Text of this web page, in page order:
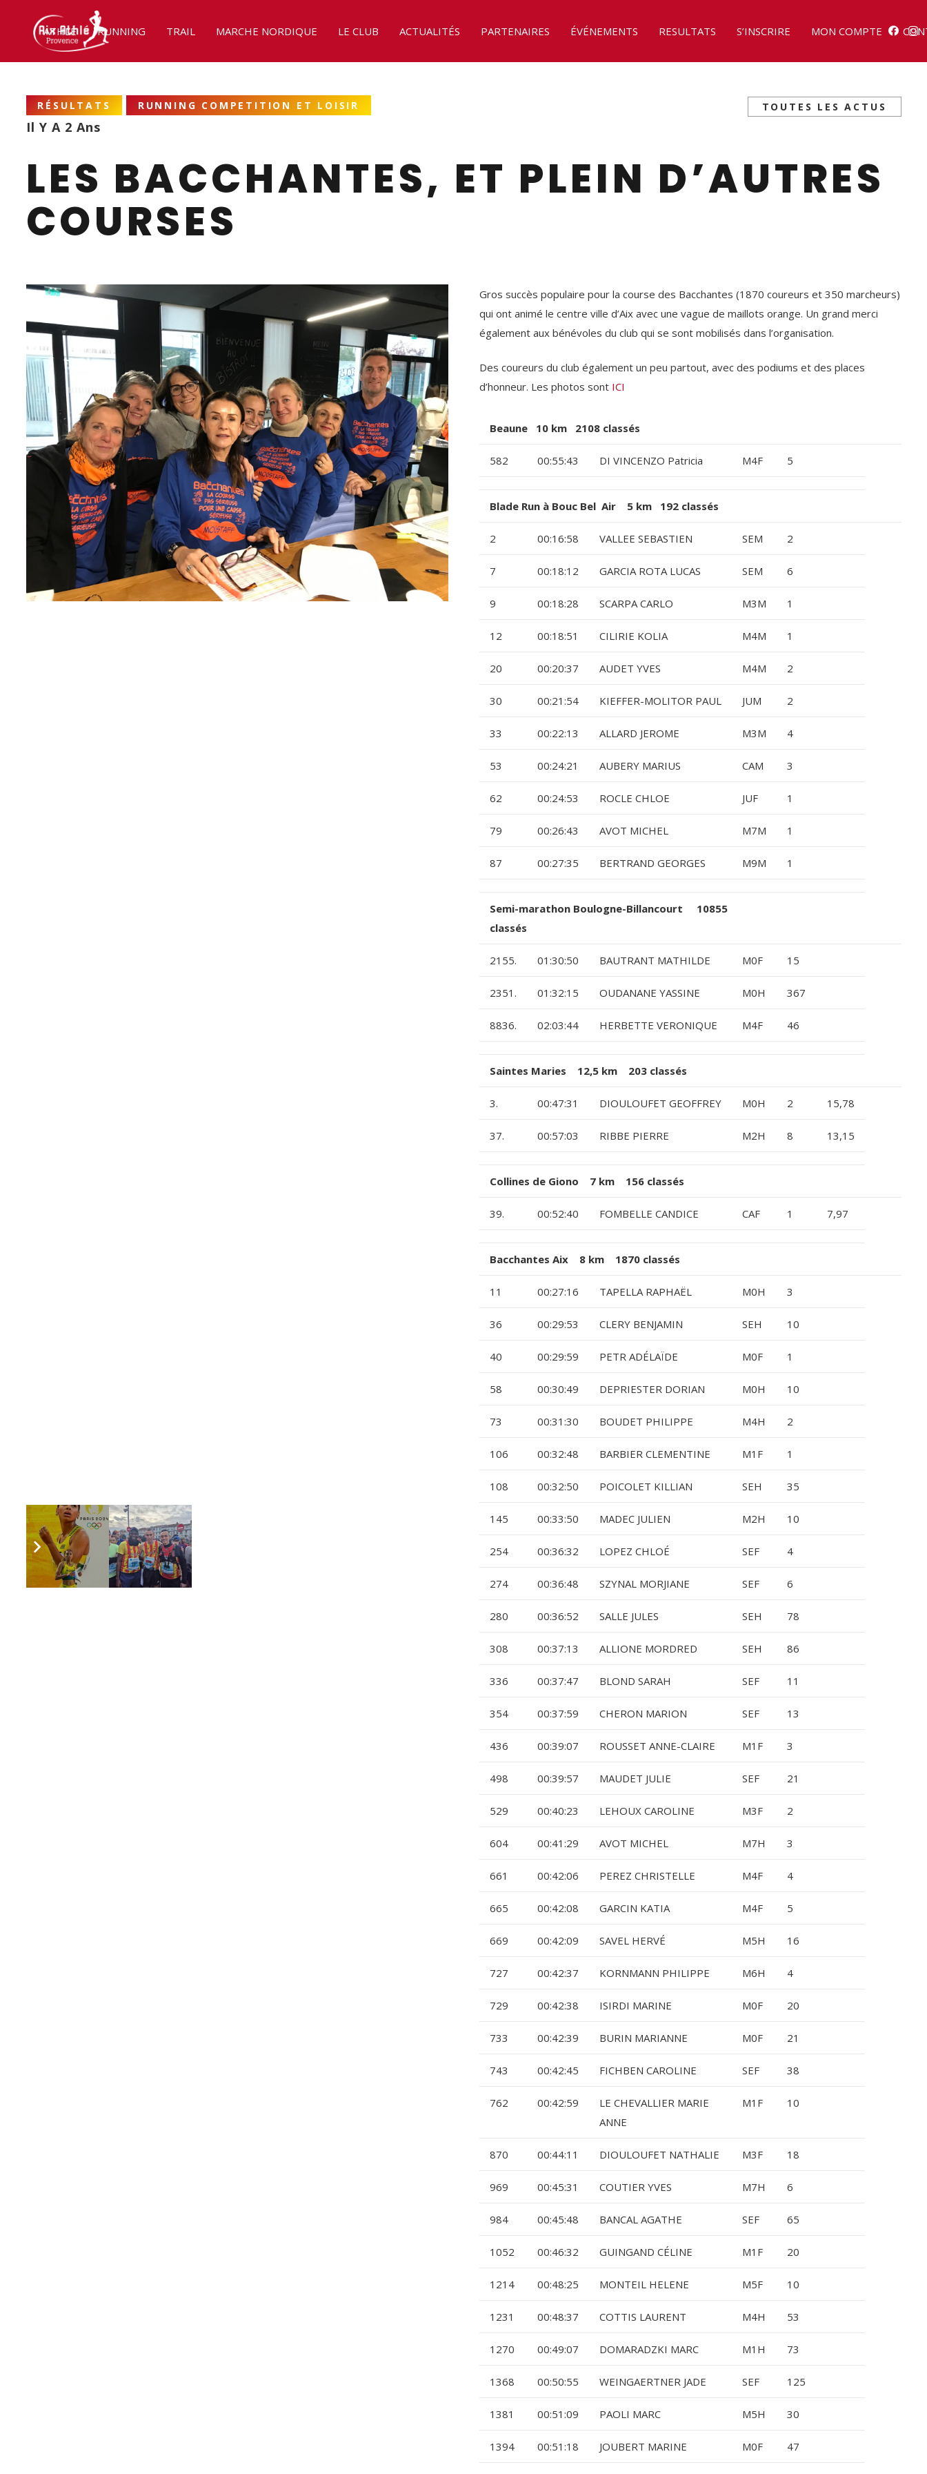
ATHLÉ RUNNING TRAIL MARCHE NORDIQUE LE CLUB ACTUALITÉS PARTENAIRES ÉVÉNEMENTS RESULTATS S’INSCRIRE MON COMPTE
RÉSULTATS RUNNING COMPETITION ET LOISIR
Il Y A 2 Ans
TOUTES LES ACTUS
LES BACCHANTES, ET PLEIN D’AUTRES
COURSES
Gros succès populaire pour la course des Bacchantes (1870 coureurs et 350 marcheurs)
qui ont animé le centre ville d’Aix avec une vague de maillots orange. Un grand merci
également aux bénévoles du club qui se sont mobilisés dans l’organisation.
Des coureurs du club également un peu partout, avec des podiums et des places
d’honneur. Les photos sont ICI
Beaune 10 km 2108 classés
582 00:55:43 DI VINCENZO Patricia M4F 5
Blade Run à Bouc Bel Air 5 km 192 classés
2 00:16:58 VALLEE SEBASTIEN SEM 2
7 00:18:12 GARCIA ROTA LUCAS SEM 6
9 00:18:28 SCARPA CARLO M3M 1
12 00:18:51 CILIRIE KOLIA M4M 1
20 00:20:37 AUDET YVES M4M 2
30 00:21:54 KIEFFER-MOLITOR PAUL JUM 2
33 00:22:13 ALLARD JEROME M3M 4
53 00:24:21 AUBERY MARIUS CAM 3
62 00:24:53 ROCLE CHLOE JUF 1
79 00:26:43 AVOT MICHEL M7M 1
87 00:27:35 BERTRAND GEORGES M9M 1
Semi-marathon Boulogne-Billancourt 10855
classés
2155. 01:30:50 BAUTRANT MATHILDE M0F 15
2351. 01:32:15 OUDANANE YASSINE M0H 367
8836. 02:03:44 HERBETTE VERONIQUE M4F 46
Saintes Maries 12,5 km 203 classés
3. 00:47:31 DIOULOUFET GEOFFREY M0H 2 15,78
37. 00:57:03 RIBBE PIERRE M2H 8 13,15
Collines de Giono 7 km 156 classés
39. 00:52:40 FOMBELLE CANDICE CAF 1 7,97
Bacchantes Aix 8 km 1870 classés
11 00:27:16 TAPELLA RAPHAËL M0H 3
36 00:29:53 CLERY BENJAMIN SEH 10
40 00:29:59 PETR ADÉLAÏDE M0F 1
58 00:30:49 DEPRIESTER DORIAN M0H 10
73 00:31:30 BOUDET PHILIPPE M4H 2
106 00:32:48 BARBIER CLEMENTINE M1F 1
108 00:32:50 POICOLET KILLIAN SEH 35
145 00:33:50 MADEC JULIEN M2H 10
254 00:36:32 LOPEZ CHLOÉ SEF 4
274 00:36:48 SZYNAL MORJIANE SEF 6
280 00:36:52 SALLE JULES SEH 78
308 00:37:13 ALLIONE MORDRED SEH 86
336 00:37:47 BLOND SARAH SEF 11
354 00:37:59 CHERON MARION SEF 13
436 00:39:07 ROUSSET ANNE-CLAIRE M1F 3
498 00:39:57 MAUDET JULIE SEF 21
529 00:40:23 LEHOUX CAROLINE M3F 2
604 00:41:29 AVOT MICHEL M7H 3
661 00:42:06 PEREZ CHRISTELLE M4F 4
665 00:42:08 GARCIN KATIA M4F 5
669 00:42:09 SAVEL HERVÉ M5H 16
727 00:42:37 KORNMANN PHILIPPE M6H 4
729 00:42:38 ISIRDI MARINE M0F 20
733 00:42:39 BURIN MARIANNE M0F 21
743 00:42:45 FICHBEN CAROLINE SEF 38
762 00:42:59
LE CHEVALLIER MARIE
ANNE
M1F 10
870 00:44:11 DIOULOUFET NATHALIE M3F 18
969 00:45:31 COUTIER YVES M7H 6
984 00:45:48 BANCAL AGATHE SEF 65
1052 00:46:32 GUINGAND CÉLINE M1F 20
1214 00:48:25 MONTEIL HELENE M5F 10
1231 00:48:37 COTTIS LAURENT M4H 53
1270 00:49:07 DOMARADZKI MARC M1H 73
1368 00:50:55 WEINGAERTNER JADE SEF 125
1381 00:51:09 PAOLI MARC M5H 30
1394 00:51:18 JOUBERT MARINE M0F 47